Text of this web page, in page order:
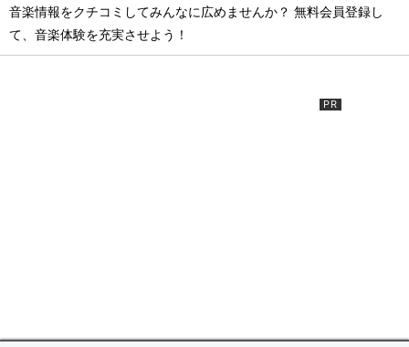
音楽情報をクチコミしてみんなに広めませんか？ 無料会員登録し
て、音楽体験を充実させよう！